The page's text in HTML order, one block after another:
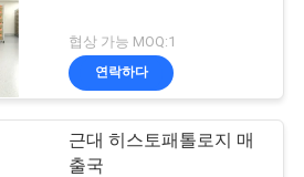
협상 가능 MOQ:1
연락하다
근대 히스토패톨로지 매
출국